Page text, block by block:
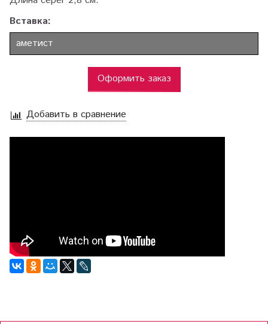
Вставка:
аметист
Оформить заказ
Добавить в сравнение